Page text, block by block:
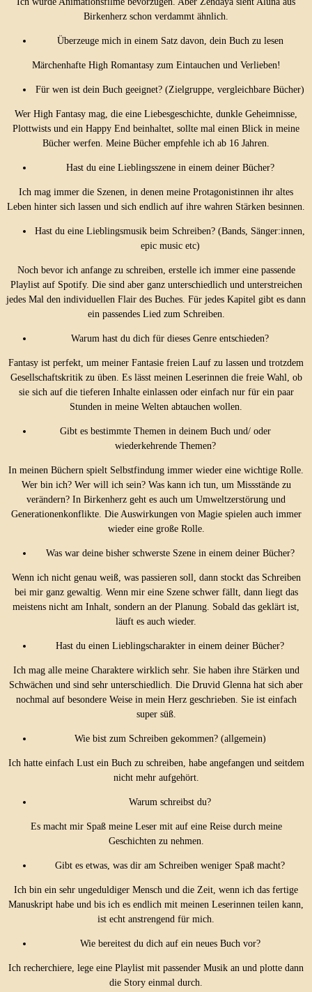
Birkenherz schon verdammt ähnlich.
Überzeuge mich in einem Satz davon, dein Buch zu lesen
Märchenhafte High Romantasy zum Eintauchen und Verlieben!
Für wen ist dein Buch geeignet? (Zielgruppe, vergleichbare Bücher)
Wer High Fantasy mag, die eine Liebesgeschichte, dunkle Geheimnisse,
Plottwists und ein Happy End beinhaltet, sollte mal einen Blick in meine
Bücher werfen. Meine Bücher empfehle ich ab 16 Jahren.
Hast du eine Lieblingsszene in einem deiner Bücher?
Ich mag immer die Szenen, in denen meine Protagonistinnen ihr altes
Leben hinter sich lassen und sich endlich auf ihre wahren Stärken besinnen.
Hast du eine Lieblingsmusik beim Schreiben? (Bands, Sänger:innen,
epic music etc)
Noch bevor ich anfange zu schreiben, erstelle ich immer eine passende
Playlist auf Spotify. Die sind aber ganz unterschiedlich und unterstreichen
jedes Mal den individuellen Flair des Buches. Für jedes Kapitel gibt es dann
ein passendes Lied zum Schreiben.
Warum hast du dich für dieses Genre entschieden?
Fantasy ist perfekt, um meiner Fantasie freien Lauf zu lassen und trotzdem
Gesellschaftskritik zu üben. Es lässt meinen Leserinnen die freie Wahl, ob
sie sich auf die tieferen Inhalte einlassen oder einfach nur für ein paar
Stunden in meine Welten abtauchen wollen.
Gibt es bestimmte Themen in deinem Buch und/ oder
wiederkehrende Themen?
In meinen Büchern spielt Selbstfindung immer wieder eine wichtige Rolle.
Wer bin ich? Wer will ich sein? Was kann ich tun, um Missstände zu
verändern? In Birkenherz geht es auch um Umweltzerstörung und
Generationenkonflikte. Die Auswirkungen von Magie spielen auch immer
wieder eine große Rolle.
Was war deine bisher schwerste Szene in einem deiner Bücher?
Wenn ich nicht genau weiß, was passieren soll, dann stockt das Schreiben
bei mir ganz gewaltig. Wenn mir eine Szene schwer fällt, dann liegt das
meistens nicht am Inhalt, sondern an der Planung. Sobald das geklärt ist,
läuft es auch wieder.
Hast du einen Lieblingscharakter in einem deiner Bücher?
Ich mag alle meine Charaktere wirklich sehr. Sie haben ihre Stärken und
Schwächen und sind sehr unterschiedlich. Die Druvid Glenna hat sich aber
nochmal auf besondere Weise in mein Herz geschrieben. Sie ist einfach
super süß.
Wie bist zum Schreiben gekommen? (allgemein)
Ich hatte einfach Lust ein Buch zu schreiben, habe angefangen und seitdem
nicht mehr aufgehört.
Warum schreibst du?
Es macht mir Spaß meine Leser mit auf eine Reise durch meine
Geschichten zu nehmen.
Gibt es etwas, was dir am Schreiben weniger Spaß macht?
Ich bin ein sehr ungeduldiger Mensch und die Zeit, wenn ich das fertige
Manuskript habe und bis ich es endlich mit meinen Leserinnen teilen kann,
ist echt anstrengend für mich.
Wie bereitest du dich auf ein neues Buch vor?
Ich recherchiere, lege eine Playlist mit passender Musik an und plotte dann
die Story einmal durch.